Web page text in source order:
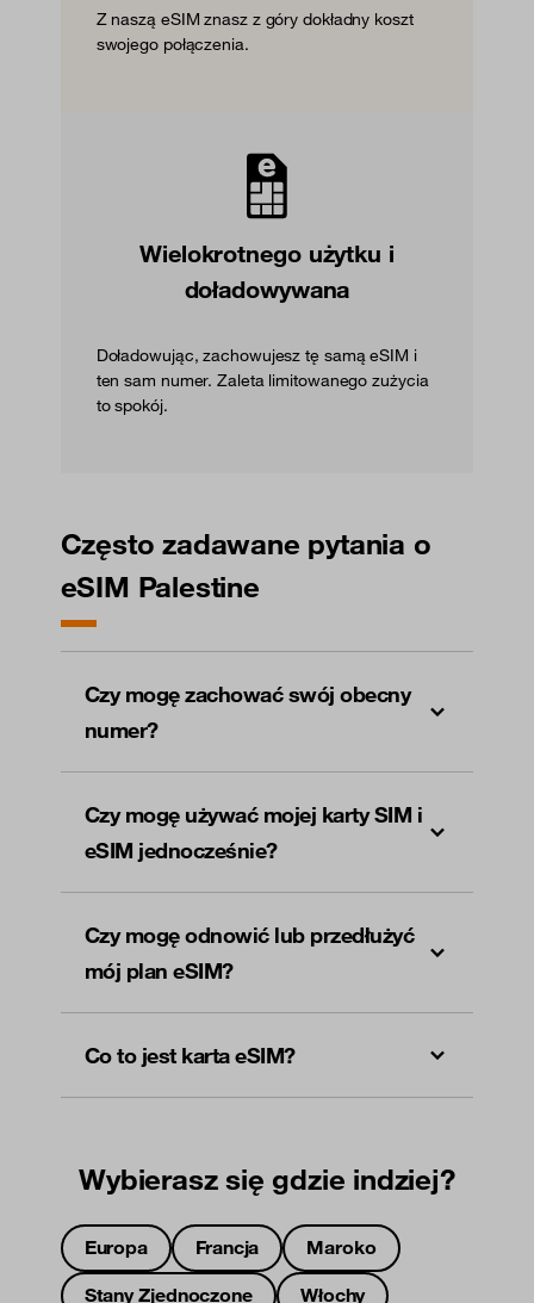
Z naszą eSIM znasz z góry dokładny koszt
swojego połączenia.
Wielokrotnego użytku i
doładowywana
Doładowując, zachowujesz tę samą eSIM i
ten sam numer. Zaleta limitowanego zużycia
to spokój.
Często zadawane pytania o
eSIM Palestine
Czy mogę zachować swój obecny
numer?
Czy mogę używać mojej karty SIM i
eSIM jednocześnie?
Czy mogę odnowić lub przedłużyć
mój plan eSIM?
Co to jest karta eSIM?
Wybierasz się gdzie indziej?
Europa Francja
Maroko
Stany Zjednoczone
Włochy